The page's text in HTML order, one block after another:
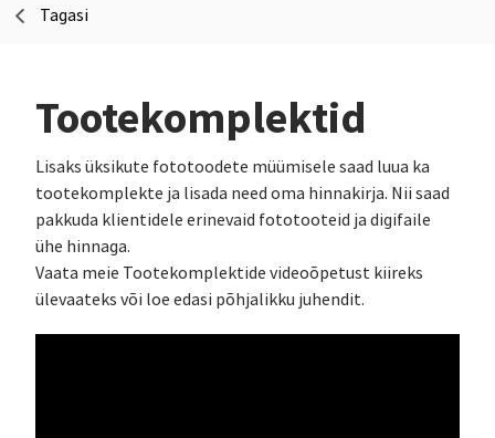
Tagasi
Tootekomplektid
Lisaks üksikute fototoodete müümisele saad luua ka
tootekomplekte ja lisada need oma hinnakirja. Nii saad
pakkuda klientidele erinevaid fototooteid ja digifaile
ühe hinnaga.
Vaata meie Tootekomplektide videoõpetust kiireks
ülevaateks või loe edasi põhjalikku juhendit.